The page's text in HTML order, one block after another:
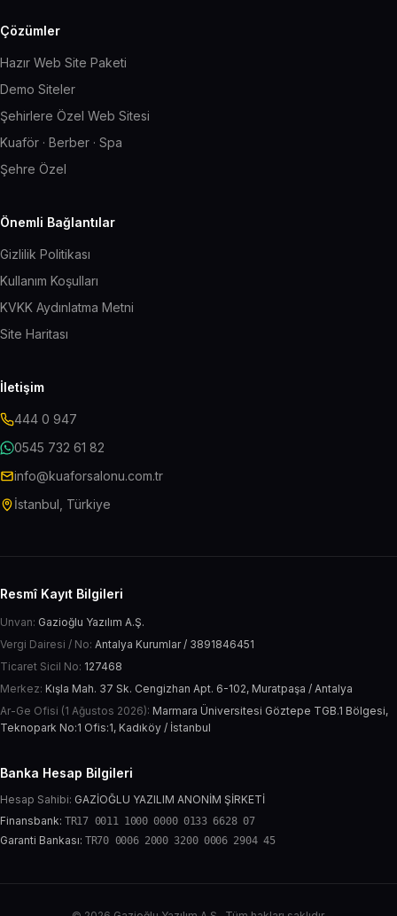
Çözümler
Hazır Web Site Paketi
Demo Siteler
Şehirlere Özel Web Sitesi
Kuaför · Berber · Spa
Şehre Özel
Önemli Bağlantılar
Gizlilik Politikası
Kullanım Koşulları
KVKK Aydınlatma Metni
Site Haritası
İletişim
444 0 947
0545 732 61 82
info@kuaforsalonu.com.tr
İstanbul, Türkiye
Resmî Kayıt Bilgileri
Unvan: Gazioğlu Yazılım A.Ş.
Vergi Dairesi / No: Antalya Kurumlar / 3891846451
Ticaret Sicil No: 127468
Merkez: Kışla Mah. 37 Sk. Cengizhan Apt. 6-102, Muratpaşa / Antalya
Ar-Ge Ofisi (1 Ağustos 2026): Marmara Üniversitesi Göztepe TGB.1 Bölgesi,
Teknopark No:1 Ofis:1, Kadıköy / İstanbul
Banka Hesap Bilgileri
Hesap Sahibi: GAZİOĞLU YAZILIM ANONİM ŞİRKETİ
Finansbank: TR17 0011 1000 0000 0133 6628 07
Garanti Bankası: TR70 0006 2000 3200 0006 2904 45